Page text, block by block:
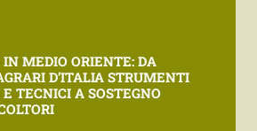
MEDIO ORIENTE: DA
D’ITALIA STRUMENTI
TECNICI A SOSTEGNO